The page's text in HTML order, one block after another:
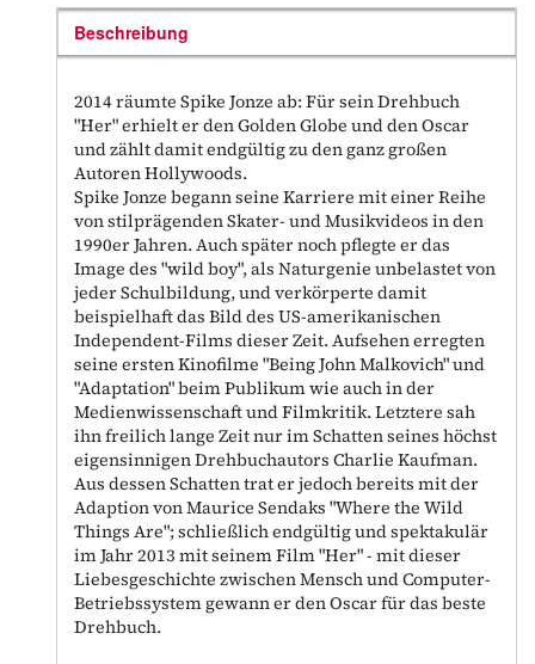
Beschreibung
2014 räumte Spike Jonze ab: Für sein Drehbuch
"Her" erhielt er den Golden Globe und den Oscar
und zählt damit endgültig zu den ganz großen
Autoren Hollywoods.
Spike Jonze begann seine Karriere mit einer Reihe
von stilprägenden Skater- und Musikvideos in den
1990er Jahren. Auch später noch pflegte er das
Image des "wild boy", als Naturgenie unbelastet von
jeder Schulbildung, und verkörperte damit
beispielhaft das Bild des US-amerikanischen
Independent-Films dieser Zeit. Aufsehen erregten
seine ersten Kinofilme "Being John Malkovich" und
"Adaptation" beim Publikum wie auch in der
Medienwissenschaft und Filmkritik. Letztere sah
ihn freilich lange Zeit nur im Schatten seines höchst
eigensinnigen Drehbuchautors Charlie Kaufman.
Aus dessen Schatten trat er jedoch bereits mit der
Adaption von Maurice Sendaks "Where the Wild
Things Are"; schließlich endgültig und spektakulär
im Jahr 2013 mit seinem Film "Her" - mit dieser
Liebesgeschichte zwischen Mensch und Computer-
Betriebssystem gewann er den Oscar für das beste
Drehbuch.